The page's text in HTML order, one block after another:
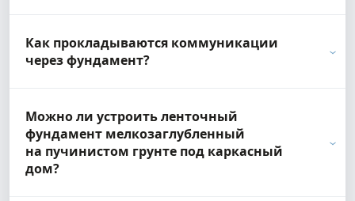
Как прокладываются коммуникации
через фундамент?
Можно ли устроить ленточный
фундамент мелкозаглубленный
на пучинистом грунте под каркасный
дом?